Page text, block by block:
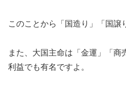
このことから「国造り」「国譲
また、大国主命は「金運」「商
利益でも有名ですよ。